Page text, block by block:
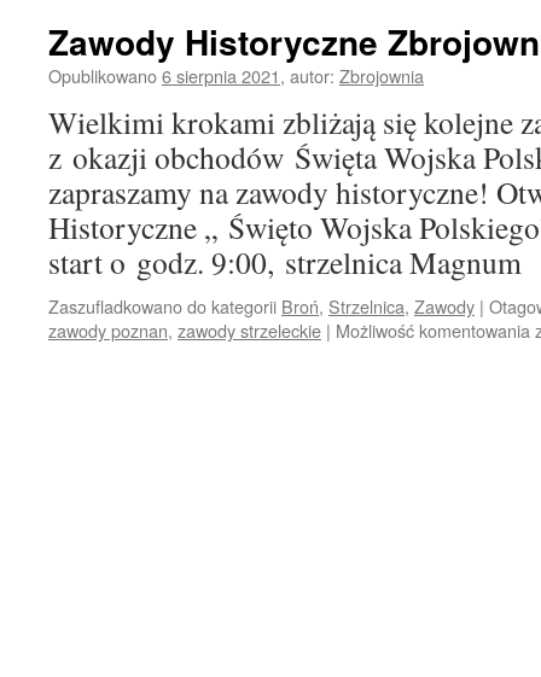
Zawody Historyczne
Opublikowano6 sierpnia 2021, autor: Zbrojownia
Wielkimi krokami zbliżają się kolejne
z okazji obchodów Święta Wojska
zapraszamy na zawody historyczne!
Historyczne „ Święto Wojska
start o godz. 9:00, strzelnica Magnum
Zaszufladkowano do kategorii Broń, Strzelnica, Zawody |
zawody poznan, zawody strzeleckie | Możliwość komentowania